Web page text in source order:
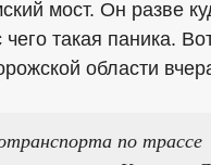
мост. Он разве
такая паника.
области
по трассе